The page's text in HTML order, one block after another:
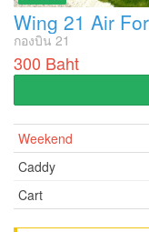
Wing 21 Air
กองบิน 21
300 Baht
Weekend
Caddy
Cart